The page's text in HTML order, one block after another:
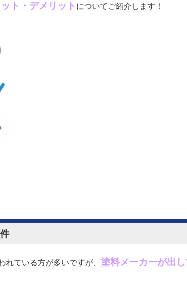
ト・デメリット についてご紹介します！
ている方が多いですが、 塗料メーカーが出